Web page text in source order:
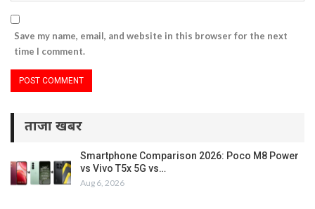
Save my name, email, and website in this browser for the next
time I comment.
ताजा खबर
Smartphone Comparison 2026: Poco M8 Power
vs Vivo T5x 5G vs…
Aug 6, 2026